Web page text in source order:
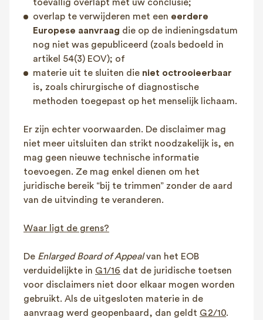
toevallig overlapt met uw conclusie;
overlap te verwijderen met een eerdere
Europese aanvraag die op de indieningsdatum
nog niet was gepubliceerd (zoals bedoeld in
artikel 54(3) EOV); of
materie uit te sluiten die niet octrooieerbaar
is, zoals chirurgische of diagnostische
methoden toegepast op het menselijk lichaam.
Er zijn echter voorwaarden. De disclaimer mag
niet meer uitsluiten dan strikt noodzakelijk is, en
mag geen nieuwe technische informatie
toevoegen. Ze mag enkel dienen om het
juridische bereik “bij te trimmen” zonder de aard
van de uitvinding te veranderen.
Waar ligt de grens?
De Enlarged Board of Appealvan het EOB
verduidelijkte in G 1/16 dat de juridische toetsen
voor disclaimers niet door elkaar mogen worden
gebruikt. Als de uitgesloten materie in de
aanvraag werd geopenbaard, dan geldt G 2/10.